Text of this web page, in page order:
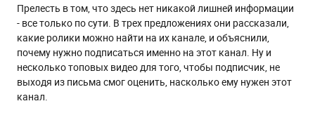
Прелесть в том, что здесь нет никакой лишней информации
- все только по сути. В трех предложениях они рассказали,
какие ролики можно найти на их канале, и объяснили,
почему нужно подписаться именно на этот канал. Ну и
несколько топовых видео для того, чтобы подписчик, не
выходя из письма смог оценить, насколько ему нужен этот
канал.